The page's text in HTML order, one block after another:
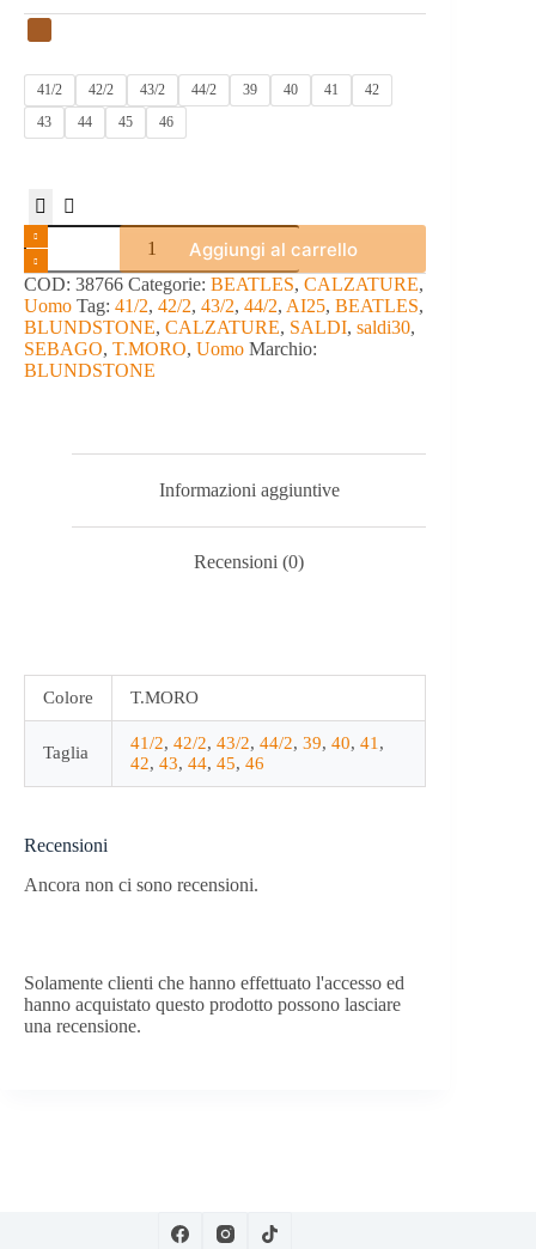
41/2 42/2 43/2 44/2 39 40 41
42
43
44 45 46
BEATLES
-
BLUNDSTONE
quantità
Aggiungi al carrello
COD: 38766 Categorie: BEATLES, CALZATURE,
Uomo Tag: 41/2, 42/2, 43/2, 44/2, AI25, BEATLES,
BLUNDSTONE, CALZATURE, SALDI, saldi30,
SEBAGO, T.MORO, Uomo Marchio:
BLUNDSTONE
Informazioni aggiuntive
Recensioni (0)
Colore T.MORO
Taglia 41/2, 42/2, 43/2, 44/2, 39, 40, 41,
42, 43, 44, 45, 46
Recensioni
Ancora non ci sono recensioni.
Solamente clienti che hanno effettuato l'accesso ed
hanno acquistato questo prodotto possono lasciare
una recensione.